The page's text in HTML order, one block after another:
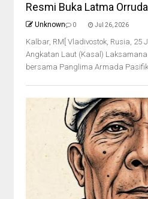
Resmi Buka Latma
Unknown 0 Jul 26, 2026
Kalbar, RM[ Vladivostok, Rusia, 25
Angkatan Laut (Kasal)
bersama Panglima Armada Pasifik